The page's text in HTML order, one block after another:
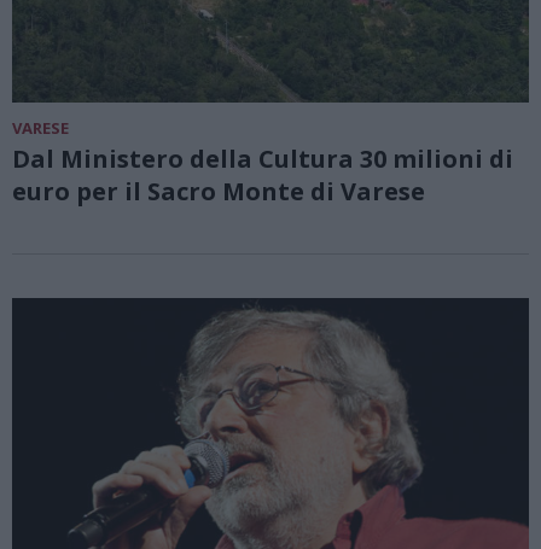
VARESE
Dal Ministero della Cultura 30 milioni di
euro per il Sacro Monte di Varese